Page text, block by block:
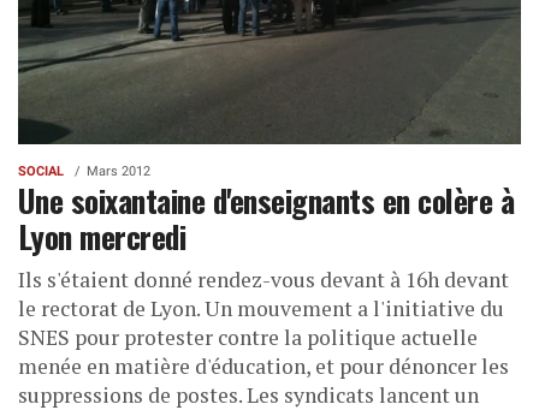
SOCIAL Mars 2012
Une soixantaine d'enseignants en colère à
Lyon mercredi
Ils s'étaient donné rendez-vous devant à 16h devant
le rectorat de Lyon. Un mouvement a l'initiative du
SNES pour protester contre la politique actuelle
menée en matière d'éducation, et pour dénoncer les
suppressions de postes. Les syndicats lancent un